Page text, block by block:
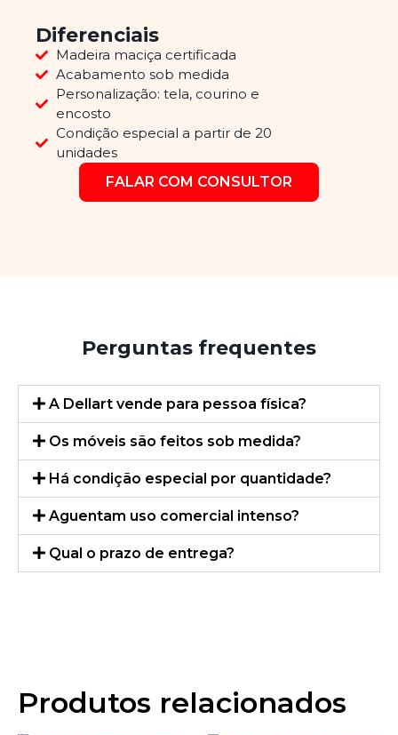
Diferenciais
Madeira maciça certificada
Acabamento sob medida
Personalização: tela, courino e
encosto
Condição especial a partir de 20
unidades
FALAR COM CONSULTOR
Perguntas frequentes
A Dellart vende para pessoa física?
Os móveis são feitos sob medida?
Há condição especial por quantidade?
Aguentam uso comercial intenso?
Qual o prazo de entrega?
Produtos relacionados